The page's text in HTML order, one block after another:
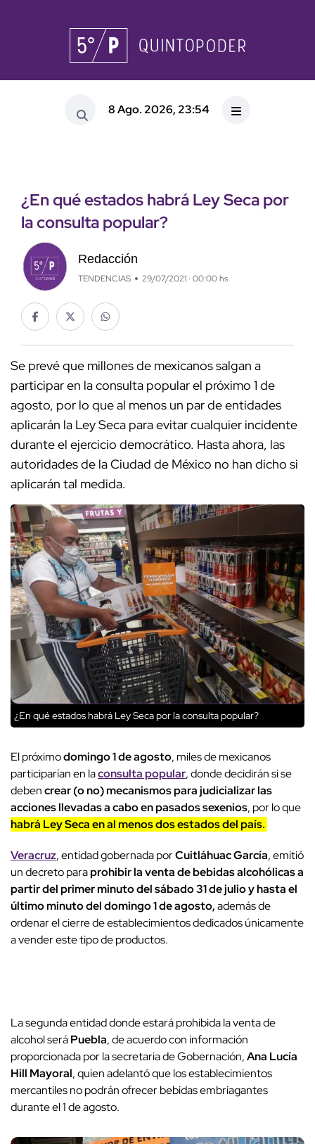
8 Ago. 2026, 23:54
¿En qué estados habrá Ley Seca por
la consulta popular?
Redacción
TENDENCIAS 29/07/2021 · 00:00 hs
Se prevé que millones de mexicanos salgan a
participar en la consulta popular el próximo 1 de
agosto, por lo que al menos un par de entidades
aplicarán la Ley Seca para evitar cualquier incidente
durante el ejercicio democrático. Hasta ahora, las
autoridades de la Ciudad de México no han dicho si
aplicarán tal medida.
¿En qué estados habrá Ley Seca por la consulta popular?
El próximodomingo 1 de agosto, miles de mexicanos
participarían en laconsulta popular, donde decidirán si se
debencrear (o no) mecanismos para judicializar las
acciones llevadas a cabo en pasados sexenios, por lo que
habrá Ley Seca en al menos dos estados del país.
Veracruz, entidad gobernada porCuitláhuac García, emitió
un decreto paraprohibir la venta de bebidas alcohólicas a
partir del primer minuto del sábado 31 de julio y hasta el
último minuto del domingo 1 de agosto,además de
ordenar el cierre de establecimientos dedicados únicamente
a vender este tipo de productos.
La segunda entidad donde estará prohibida la venta de
alcohol seráPuebla, de acuerdo con información
proporcionada por la secretaria de Gobernación,Ana Lucía
Hill Mayoral, quien adelantó que los establecimientos
mercantiles no podrán ofrecer bebidas embriagantes
durante el 1 de agosto.